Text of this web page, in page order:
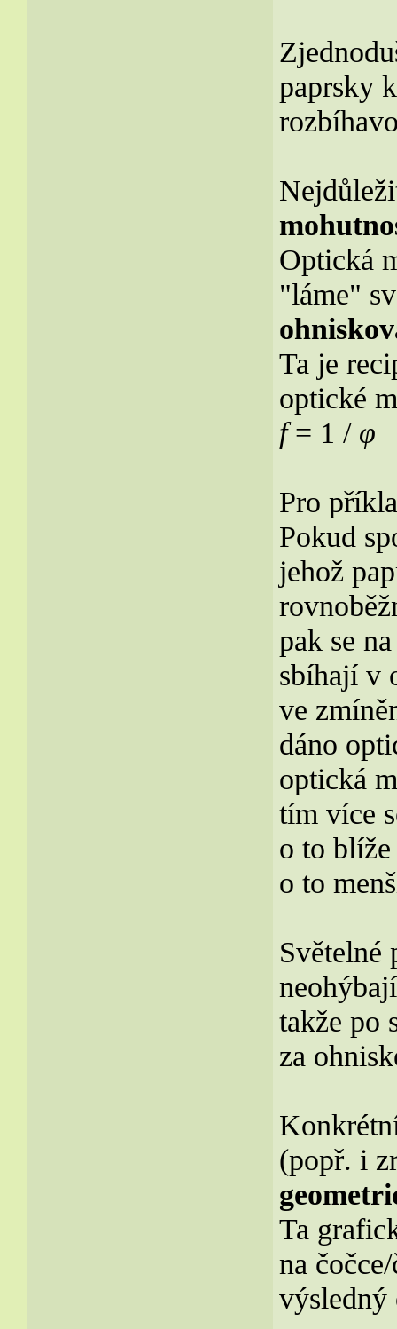
paprsky
Optická
"láme"
Ta je
optické
f= 1 / φ
Pro
Pokud
jehož
pak se
sbíhají v
ve
dáno
optická
tím více
o to
o to
Světelné
takže po
za
(popř. i
Ta
na
výsledný